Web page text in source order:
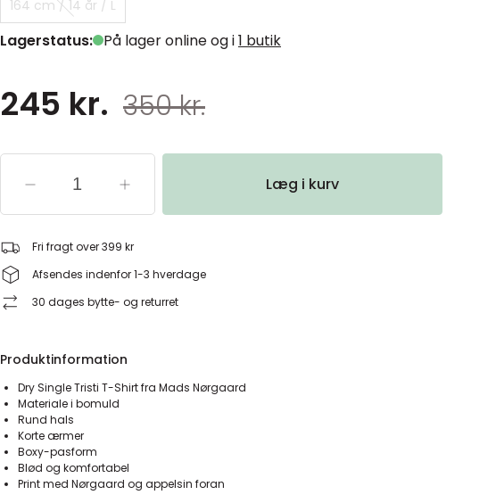
164 cm / 14 år / L
Lagerstatus: På lager online og i1 butik
245 kr. 350 kr.
Læg i kurv
Fri fragt over 399 kr
Afsendes indenfor 1-3 hverdage
30 dages bytte- og returret
Produktinformation
Dry Single Tristi T-Shirt fra Mads Nørgaard
Materiale i bomuld
Rund hals
Korte ærmer
Boxy-pasform
Blød og komfortabel
Print med Nørgaard og appelsin foran